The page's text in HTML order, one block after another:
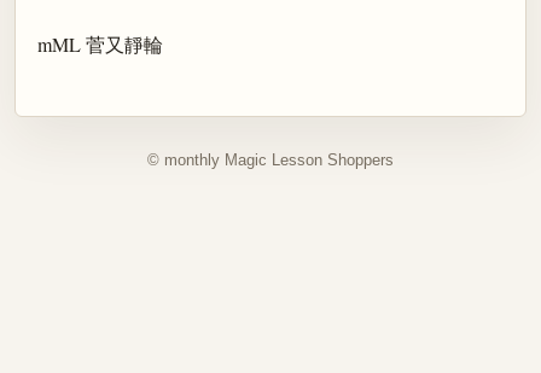
mML 菅又靜輪
© monthly Magic Lesson Shoppers